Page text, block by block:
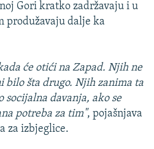
Gori kratko zadržavaju i u
produžavaju dalje ka
će otići na Zapad. Njih ne
bilo šta drugo. Njih zanima ta
socijalna davanja, ako se
potreba za tim", pojašnjava
za izbjeglice.